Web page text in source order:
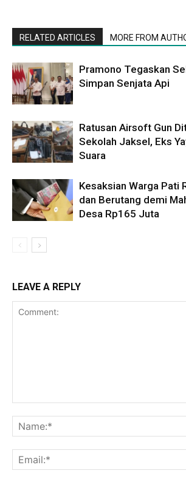
RELATED ARTICLES MORE FROM
Pramono Tegaskan
Simpan Senjata Api
Ratusan Airsoft Gun
Sekolah Jaksel, Eks
Suara
Kesaksian Warga Pati
dan Berutang demi
Desa Rp165 Juta
LEAVE A REPLY